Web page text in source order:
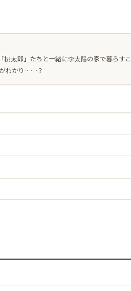
太郎」たちと一緒に李太陽の家で暮らすこ
がわかり……？